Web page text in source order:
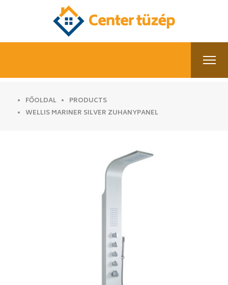
FŐOLDAL
PRODUCTS
WELLIS MARINER SILVER ZUHANYPANEL